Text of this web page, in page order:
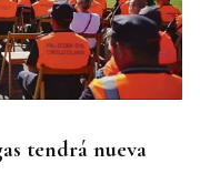
tendrá nueva